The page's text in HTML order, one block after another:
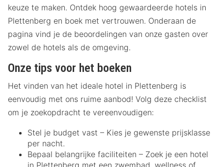
keuze te maken. Ontdek hoog gewaardeerde hotels in
Plettenberg en boek met vertrouwen. Onderaan de
pagina vind je de beoordelingen van onze gasten over
zowel de hotels als de omgeving.
Onze tips voor het boeken
Het vinden van het ideale hotel in Plettenberg is
eenvoudig met ons ruime aanbod! Volg deze checklist
om je zoekopdracht te vereenvoudigen:
Stel je budget vast – Kies je gewenste prijsklasse
per nacht.
Bepaal belangrijke faciliteiten – Zoek je een hotel